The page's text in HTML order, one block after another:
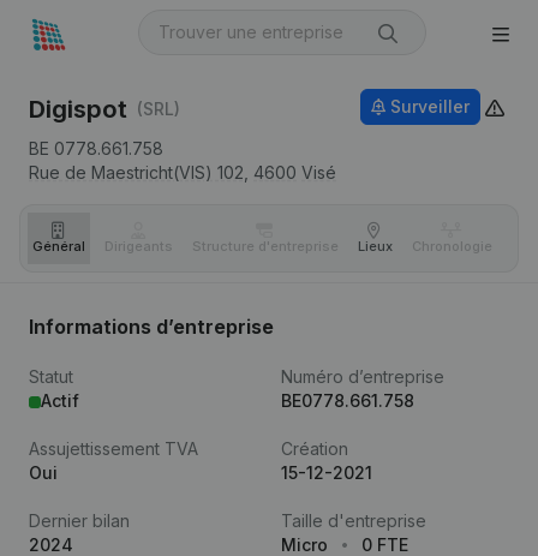
Digispot (SRL)
BE 0778.661.758
Rue de Maestricht(VIS) 102, 4600 Visé
Surveiller
Général Dirigeants Structure d'entreprise Lieux Chronologie
Informations d’entreprise
Statut
Actif
Numéro d’entreprise
BE0778.661.758
Assujettissement TVA
Oui
Création
15-12-2021
Dernier bilan
2024
Taille d'entreprise
Micro
0 FTE